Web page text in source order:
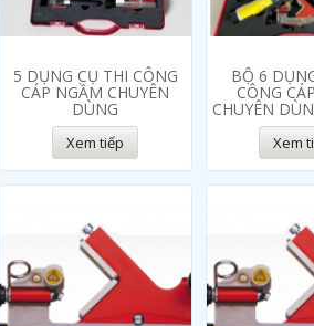
5 DỤNG CỤ THI CÔNG
CÁP NGẦM CHUYÊN
DÙNG
Xem tiếp
BỘ 6
CÔNG
CHUYÊN
Xem